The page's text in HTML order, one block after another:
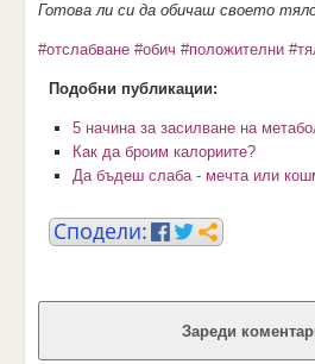
Готова ли си да обичаш своето
#отслабване #обич #положителни
Подобни публикации:
5 начина за засилване на
Как да броим калориите?
Да бъдеш слаба - мечта или
Зареди